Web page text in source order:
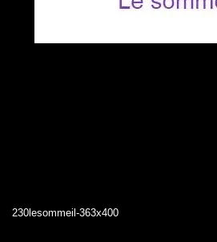
230lesommeil-363x400